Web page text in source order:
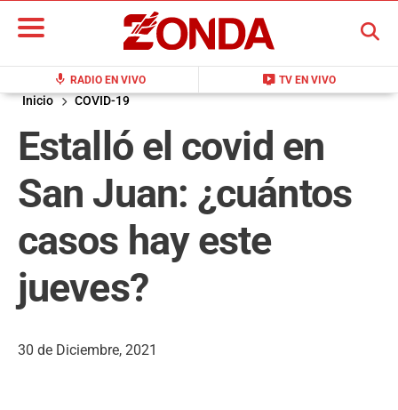
mic RADIO EN VIVO live_tv TV EN VIVO
BUSCAR
Inicio COVID-19
Estalló el covid en
San Juan: ¿cuántos
casos hay este
jueves?
30 de Diciembre, 2021